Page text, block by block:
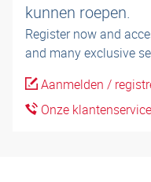
kunnen roepen.
Register now and
and many exclusive
Aanmelden /
Onze